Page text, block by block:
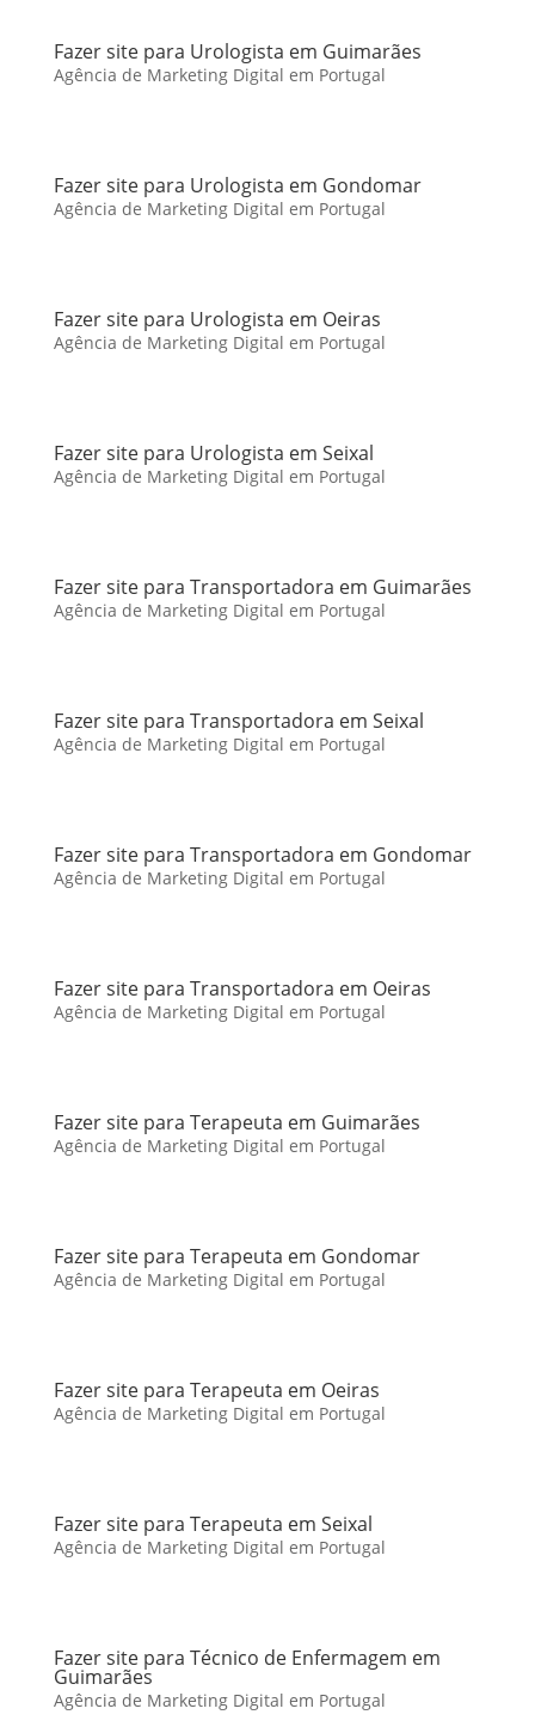
Fazer site para Urologista em Guimarães
Agência de Marketing Digital em Portugal
Fazer site para Urologista em Gondomar
Agência de Marketing Digital em Portugal
Fazer site para Urologista em Oeiras
Agência de Marketing Digital em Portugal
Fazer site para Urologista em Seixal
Agência de Marketing Digital em Portugal
Fazer site para Transportadora em Guimarães
Agência de Marketing Digital em Portugal
Fazer site para Transportadora em Seixal
Agência de Marketing Digital em Portugal
Fazer site para Transportadora em Gondomar
Agência de Marketing Digital em Portugal
Fazer site para Transportadora em Oeiras
Agência de Marketing Digital em Portugal
Fazer site para Terapeuta em Guimarães
Agência de Marketing Digital em Portugal
Fazer site para Terapeuta em Gondomar
Agência de Marketing Digital em Portugal
Fazer site para Terapeuta em Oeiras
Agência de Marketing Digital em Portugal
Fazer site para Terapeuta em Seixal
Agência de Marketing Digital em Portugal
Fazer site para Técnico de Enfermagem em
Guimarães
Agência de Marketing Digital em Portugal